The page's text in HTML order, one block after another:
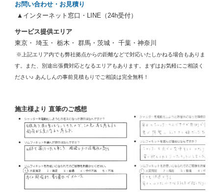
お問い合わせ・お見積り
▲インターネット窓口・LINE（24h受付）
サービス提供エリア
東京・ 埼玉・ 栃木・ 群馬・茨城・ 千葉・神奈川
※上記エリア内でも弊社拠点からの距離などで対応いたしかねる場合もありま
す。また、別途出張費対応となるエリアもあります。まずはお気軽にご相談く
ださい♪ あんしんの事前見積もりでご相談は完全無料！
施主様より 直筆のご感想